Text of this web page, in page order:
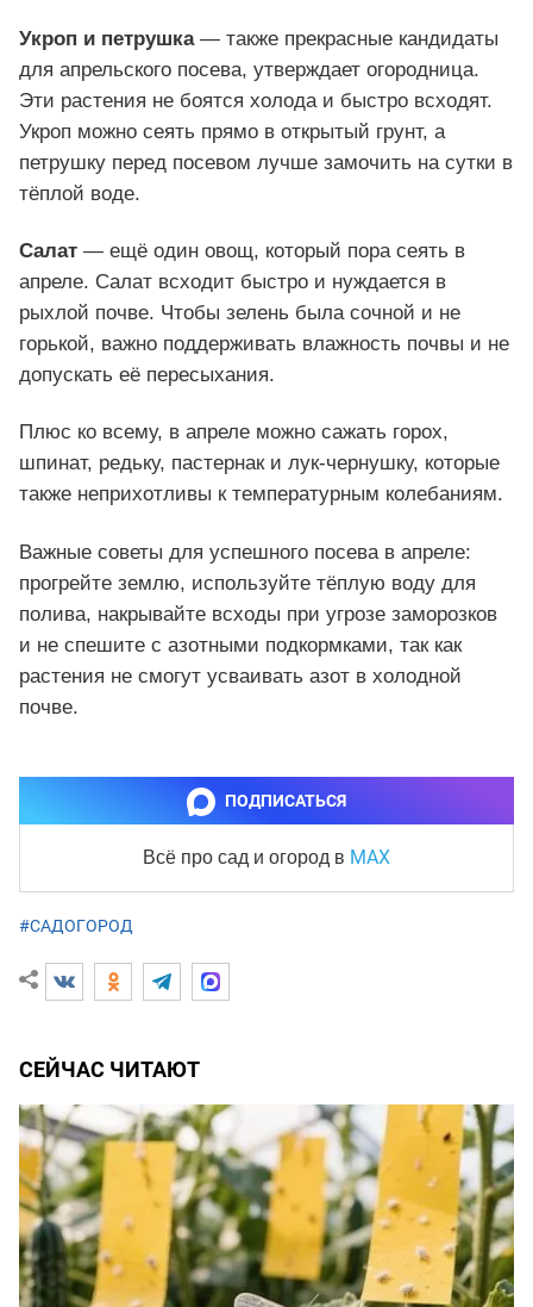
Укроп и петрушка— также прекрасные кандидаты
для апрельского посева, утверждает огородница.
Эти растения не боятся холода и быстро всходят.
Укроп можно сеять прямо в открытый грунт, а
петрушку перед посевом лучше замочить на сутки в
тёплой воде.
Салат — ещё один овощ, который пора сеять в
апреле. Салат всходит быстро и нуждается в
рыхлой почве. Чтобы зелень была сочной и не
горькой, важно поддерживать влажность почвы и не
допускать её пересыхания.
Плюс ко всему, в апреле можно сажать горох,
шпинат, редьку, пастернак и лук-чернушку, которые
также неприхотливы к температурным колебаниям.
Важные советы для успешного посева в апреле:
прогрейте землю, используйте тёплую воду для
полива, накрывайте всходы при угрозе заморозков
и не спешите с азотными подкормками, так как
растения не смогут усваивать азот в холодной
почве.
ПОДПИСАТЬСЯ
Всё про сад и огород в MAX
#САДОГОРОД
СЕЙЧАС ЧИТАЮТ